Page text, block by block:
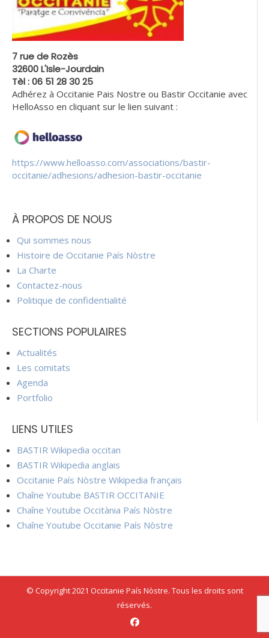
7 rue de Rozès
32600 L'Isle-Jourdain
Tèl : 06 51 28 30 25
Adhérez à Occitanie Pais Nostre ou Bastir Occitanie avec
HelloAsso en cliquant sur le lien suivant :
https://www.helloasso.com/associations/bastir-
occitanie/adhesions/adhesion-bastir-occitanie
À PROPOS DE NOUS
Qui sommes nous
Histoire de Occitanie País Nòstre
La Charte
Contactez-nous
Politique de confidentialité
SECTIONS POPULAIRES
Actualités
Les comitats
Agenda
Portfolio
LIENS UTILES
BASTIR Wikipedia occitan
BASTIR Wikipedia anglais
Occitanie País Nòstre Wikipedia français
Chaîne Youtube BASTIR OCCITANIE
Chaîne Youtube Occitània País Nòstre
Chaîne Youtube Occitanie País Nòstre
© Copyright 2021 Occitanie País Nòstre. Tous les droits sont
réservés.